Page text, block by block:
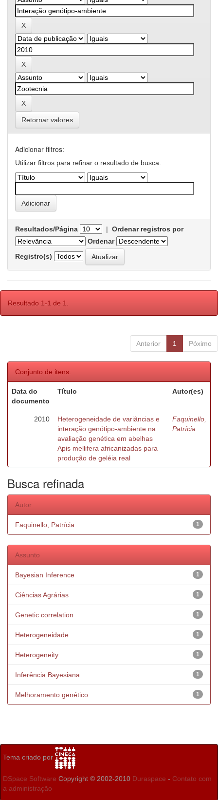
Retornar valores
Adicionar filtros:
Utilizar filtros para refinar o resultado de busca.
Resultados/Página | Ordenar registros por
Ordenar
Registro(s)
Resultado 1-1 de 1.
Anterior 1 Póximo
Conjunto de itens:
Data do
documento
Título Autor(es)
2010
Heterogeneidade de variâncias e
interação genótipo-ambiente na
avaliação genética em abelhas
Apis mellifera africanizadas para
produção de geléia real
Faquinello,
Patrícia
Busca refinada
Autor
1
Faquinello, Patrícia
Assunto
1
Bayesian Inference
1
Ciências Agrárias
1
Genetic correlation
1
Heterogeneidade
1
Heterogeneity
1
Inferência Bayesiana
1
Melhoramento genético
Tema criado por
DSpace Software Copyright © 2002-2010 Duraspace - Contato com
a administração